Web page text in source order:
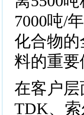
7000吨/
化合物
料的重要
在客户
TDK、